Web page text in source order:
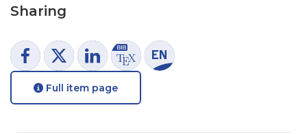
Sharing
Full item page